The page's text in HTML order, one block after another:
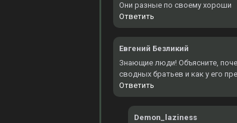
Они разные по своему хороши
Ответить
Евгений Безликий
Знающие люди! Объясните,
сводных братьев и как у его
Ответить
Demon_laziness